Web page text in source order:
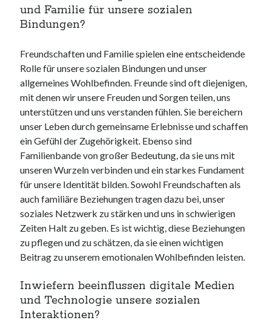
und Familie für unsere sozialen
Bindungen?
Freundschaften und Familie spielen eine entscheidende
Rolle für unsere sozialen Bindungen und unser
allgemeines Wohlbefinden. Freunde sind oft diejenigen,
mit denen wir unsere Freuden und Sorgen teilen, uns
unterstützen und uns verstanden fühlen. Sie bereichern
unser Leben durch gemeinsame Erlebnisse und schaffen
ein Gefühl der Zugehörigkeit. Ebenso sind
Familienbande von großer Bedeutung, da sie uns mit
unseren Wurzeln verbinden und ein starkes Fundament
für unsere Identität bilden. Sowohl Freundschaften als
auch familiäre Beziehungen tragen dazu bei, unser
soziales Netzwerk zu stärken und uns in schwierigen
Zeiten Halt zu geben. Es ist wichtig, diese Beziehungen
zu pflegen und zu schätzen, da sie einen wichtigen
Beitrag zu unserem emotionalen Wohlbefinden leisten.
Inwiefern beeinflussen digitale Medien
und Technologie unsere sozialen
Interaktionen?